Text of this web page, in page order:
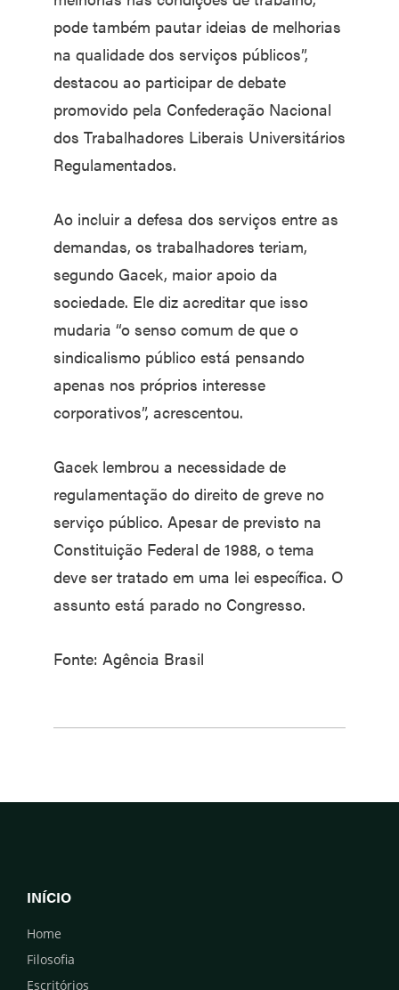
pode também pautar ideias de melhorias
na qualidade dos serviços públicos”,
destacou ao participar de debate
promovido pela Confederação Nacional
dos Trabalhadores Liberais Universitários
Regulamentados.
Ao incluir a defesa dos serviços entre as
demandas, os trabalhadores teriam,
segundo Gacek, maior apoio da
sociedade. Ele diz acreditar que isso
mudaria “o senso comum de que o
sindicalismo público está pensando
apenas nos próprios interesse
corporativos”, acrescentou.
Gacek lembrou a necessidade de
regulamentação do direito de greve no
serviço público. Apesar de previsto na
Constituição Federal de 1988, o tema
deve ser tratado em uma lei específica. O
assunto está parado no Congresso.
Fonte: Agência Brasil
INÍCIO
Home
Filosofia
Escritórios